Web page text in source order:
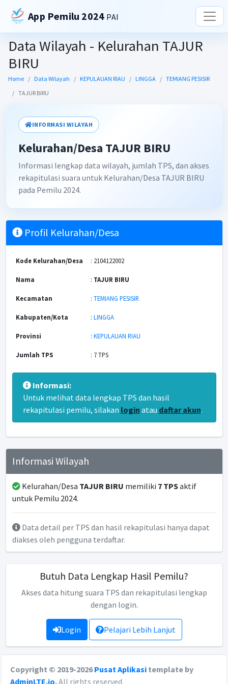
App Pemilu 2024 PAI
Data Wilayah - Kelurahan TAJUR
BIRU
Home Data Wilayah KEPULAUAN RIAU LINGGA
TEMIANG PESISIR
TAJUR BIRU
INFORMASI WILAYAH
Kelurahan/Desa TAJUR BIRU
Informasi lengkap data wilayah, jumlah TPS, dan akses
rekapitulasi suara untuk Kelurahan/Desa TAJUR BIRU
pada Pemilu 2024.
Profil Kelurahan/Desa
Kode Kelurahan/Desa : 2104122002
Nama : TAJUR BIRU
Kecamatan : TEMIANG PESISIR
Kabupaten/Kota : LINGGA
Provinsi : KEPULAUAN RIAU
Jumlah TPS : 7 TPS
Informasi:
Untuk melihat data lengkap TPS dan hasil
rekapitulasi pemilu, silakan login atau daftar akun.
Informasi Wilayah
Kelurahan/Desa TAJUR BIRU memiliki 7 TPSaktif
untuk Pemilu 2024.
Data detail per TPS dan hasil rekapitulasi hanya dapat
diakses oleh pengguna terdaftar.
Butuh Data Lengkap Hasil Pemilu?
Akses data hitung suara TPS dan rekapitulasi lengkap
dengan login.
Login Pelajari Lebih Lanjut
Copyright © 2019-2026Pusat Aplikasi template by
AdminLTE.io.All rights reserved.